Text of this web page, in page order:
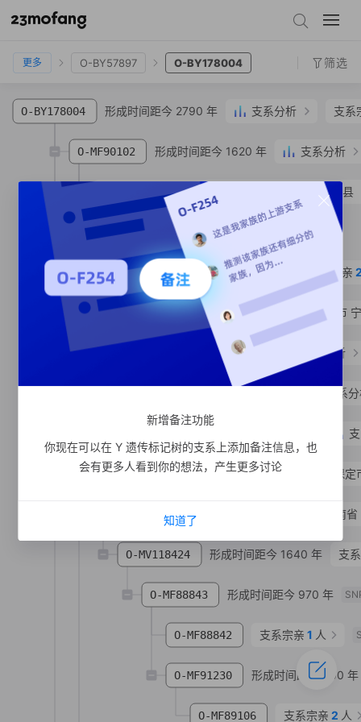
O-FT66549.2
更多 O-BY57897 O-BY178004 筛选
O-BY178004 形成时间距今 2790 年 支系分析 支系
O-MF90102 形成时间距今 1620 年 支系分析
O-MF88852 形成时间距今 2770 年 支系分析
O-MF90065孟** 河南省 濮阳市 濮阳县
O-MF123502 支系宗亲1 SNP
O-MF903789 形成时间距今 780 年 支系宗亲
支系
O-MF903790田**汉族 山东省 泰安市
O-MV118424 形成时间距今 1640 年 支
O-MF377161关** 汉族 河北省 保
O-MF466864 河南
O-MF88843 形成时间距今 970 年
O-MF88842 支系宗亲 1 人
O-MF91230 形成时间距今 950 年
O-MF89106 支系宗亲 2 人
新增备注功能
你现在可以在 Y 遗传标记树的支系上添加备注信息，也
会有更多人看到你的想法，产生更多讨论
知道了